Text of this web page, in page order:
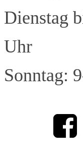
Dienstag
Uhr
Sonntag: